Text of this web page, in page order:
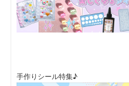
手作りシール特集♪